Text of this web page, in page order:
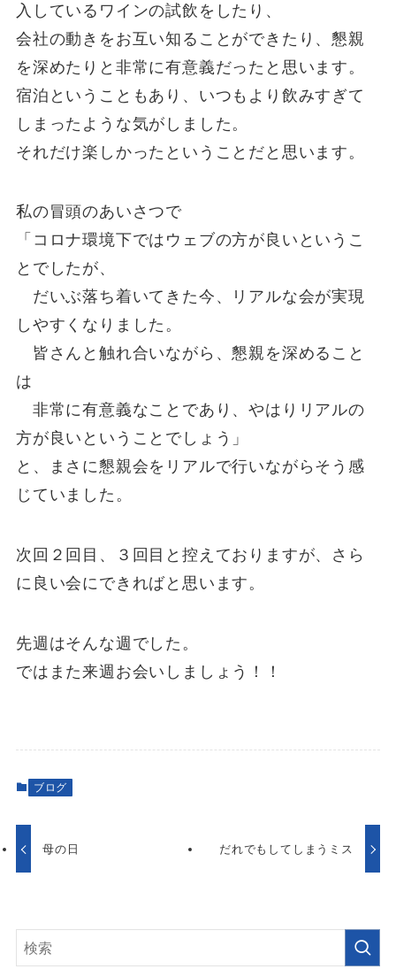
入しているワインの試飲をしたり、
会社の動きをお互い知ることができたり、懇親
を深めたりと非常に有意義だったと思います。
宿泊ということもあり、いつもより飲みすぎて
しまったような気がしました。
それだけ楽しかったということだと思います。
私の冒頭のあいさつで
「コロナ環境下ではウェブの方が良いというこ
とでしたが、
だいぶ落ち着いてきた今、リアルな会が実現
しやすくなりました。
皆さんと触れ合いながら、懇親を深めること
は
非常に有意義なことであり、やはりリアルの
方が良いということでしょう」
と、まさに懇親会をリアルで行いながらそう感
じていました。
次回２回目、３回目と控えておりますが、さら
に良い会にできればと思います。
先週はそんな週でした。
ではまた来週お会いしましょう！！
ブログ
母の日 だれでもしてしまうミス